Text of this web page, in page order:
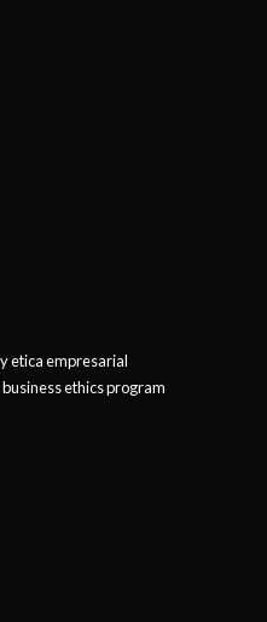
etica empresarial
ethics program